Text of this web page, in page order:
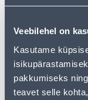
Veebilehel on
Kasutame
pakkumiseks
teavet selle
• Ümbrispott
• Kasutamiseks
• Helehalli värvi.
• 14-päevane